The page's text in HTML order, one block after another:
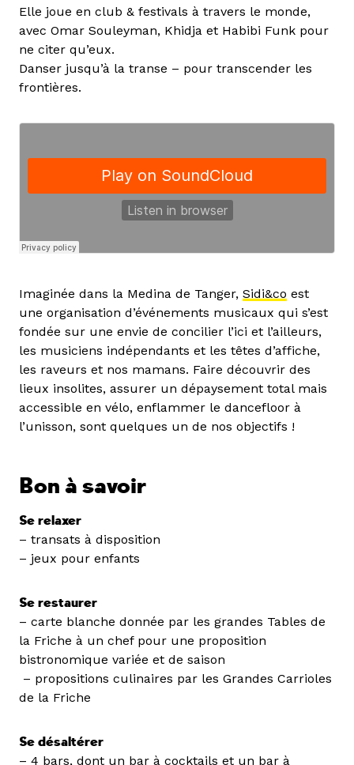
Elle joue en club & festivals à travers le monde,
avec Omar Souleyman, Khidja et Habibi Funk pour
ne citer qu’eux.
Danser jusqu’à la transe – pour transcender les
frontières.
Imaginée dans la Medina de Tanger, Sidi&co est
une organisation d’événements musicaux qui s’est
fondée sur une envie de concilier l’ici et l’ailleurs,
les musiciens indépendants et les têtes d’affiche,
les raveurs et nos mamans. Faire découvrir des
lieux insolites, assurer un dépaysement total mais
accessible en vélo, enflammer le dancefloor à
l’unisson, sont quelques un de nos objectifs !
Bon à savoir
Se relaxer
– transats à disposition
– jeux pour enfants
Se restaurer
– carte blanche donnée par les grandes Tables de
la Friche à un chef pour une proposition
bistronomique variée et de saison
– propositions culinaires par les Grandes Carrioles
de la Friche
Se désaltérer
– 4 bars, dont un bar à cocktails et un bar à